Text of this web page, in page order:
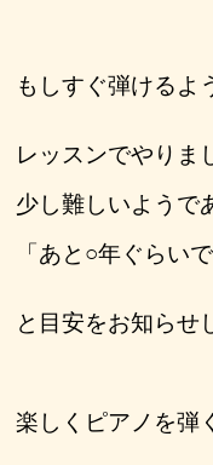
もしすぐ弾けるよ
レッスンでやりま
少し難しいようで
「あと○年ぐらい
と目安をお知らせ
楽しくピアノを弾